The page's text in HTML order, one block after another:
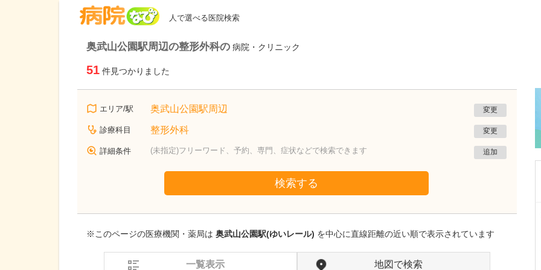
人で選べる医院検索
奥武山公園駅周辺の整形外科の 病院・クリニック
51 件見つかりました
エリア/駅 奥武山公園駅周辺 変更
診療科目 整形外科 変更
詳細条件 (未指定)フリーワード、予約、専門、症状などで検索できます 追加
検索する
※このページの医療機関・薬局は 奥武山公園駅(ゆいレール) を中心に直線距離の近い順で表示されています
一覧表示 地図で検索
茨城県水戸市
石島整形外科医院
貴院が注力されている骨粗鬆症の診療の流れを